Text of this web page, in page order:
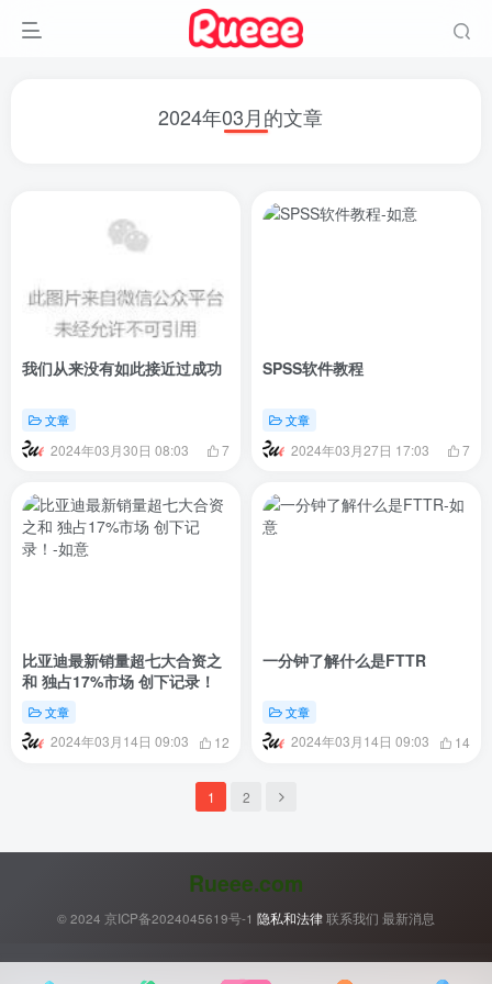
2024年03月的文章
我们从来没有如此接近过成功
文章
2024年03月30日 08:03 7
SPSS软件教程
文章
2024年03月27日 17:03 7
比亚迪最新销量超七大合资之
和 独占17%市场 创下记录！
文章
2024年03月14日 09:03 12
一分钟了解什么是FTTR
文章
2024年03月14日 09:03 14
1 2
Rueee.com
© 2024 京ICP备2024045619号-1 隐私和法律联系我们 最新消息